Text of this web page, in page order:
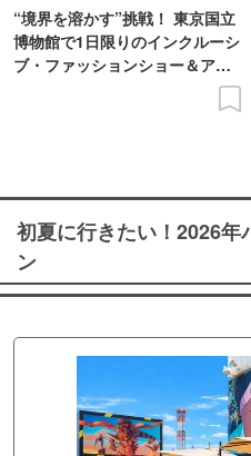
“境界を溶かす”挑戦！ 東京国立
博物館で1日限りのインクルーシ
ブ・ファッションショー＆アー
初夏に行きたい！2026
ン